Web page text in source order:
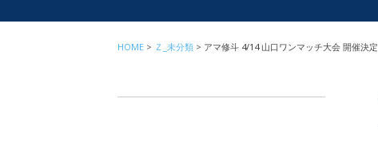
HOME Ｚ_未分類 アマ修斗 4/14 山口ワンマッチ大会 開催決定